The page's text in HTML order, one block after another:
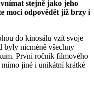
stejně jako jeho
moci odpovědět již brzy i
do kinosálu vzít svoje
byly nicméně všechny
První ročník filmového
jiné i unikátní krátké